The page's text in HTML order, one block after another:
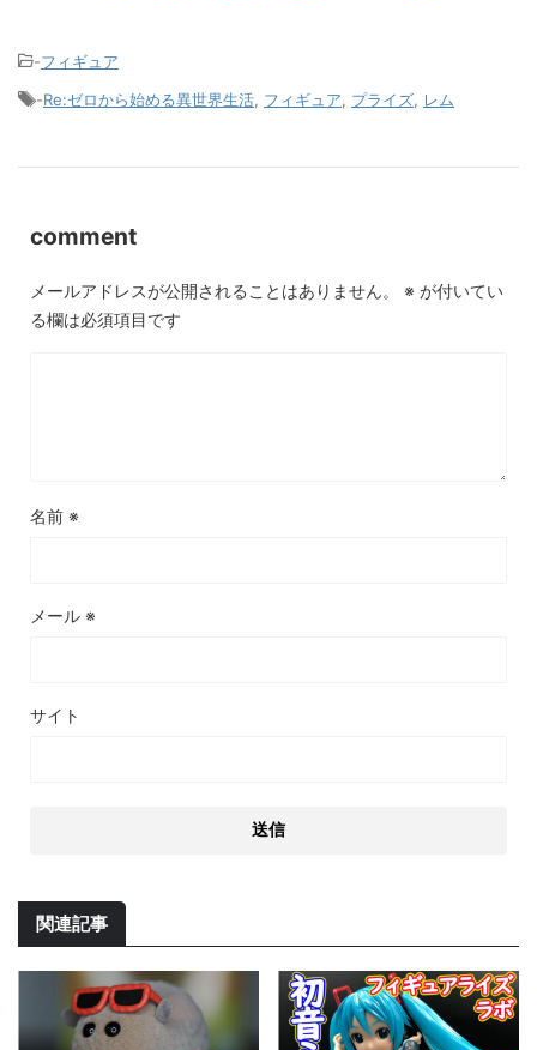
-フィギュア
-Re:ゼロから始める異世界生活 フィギュア プライズ レム
comment
メールアドレスが公開されることはありません。 ※ が付いてい
る欄は必須項目です
名前 ※
メール ※
サイト
関連記事